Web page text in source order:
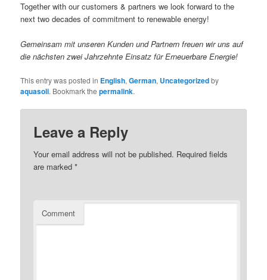
Together with our customers & partners we look forward to the
next two decades of commitment to renewable energy!
Gemeinsam mit unseren Kunden und Partnern freuen wir uns auf
die nächsten zwei Jahrzehnte Einsatz für Erneuerbare Energie!
This entry was posted in English,German, Uncategorizedby
aquasoli. Bookmark thepermalink.
Leave a Reply
Your email address will not be published. Required fields
are marked*
Comment